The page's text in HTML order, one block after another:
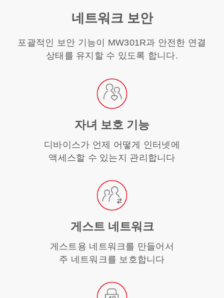
네트워크 보안
포괄적인 보안 기능이 MW301R과 안전한 연결
상태를 유지할 수 있도록 합니다.
자녀 보호 기능
디바이스가 언제 어떻게 인터넷에
액세스할 수 있는지 관리합니다
게스트 네트워크
게스트용 네트워크를 만들어서
주 네트워크를 보호합니다